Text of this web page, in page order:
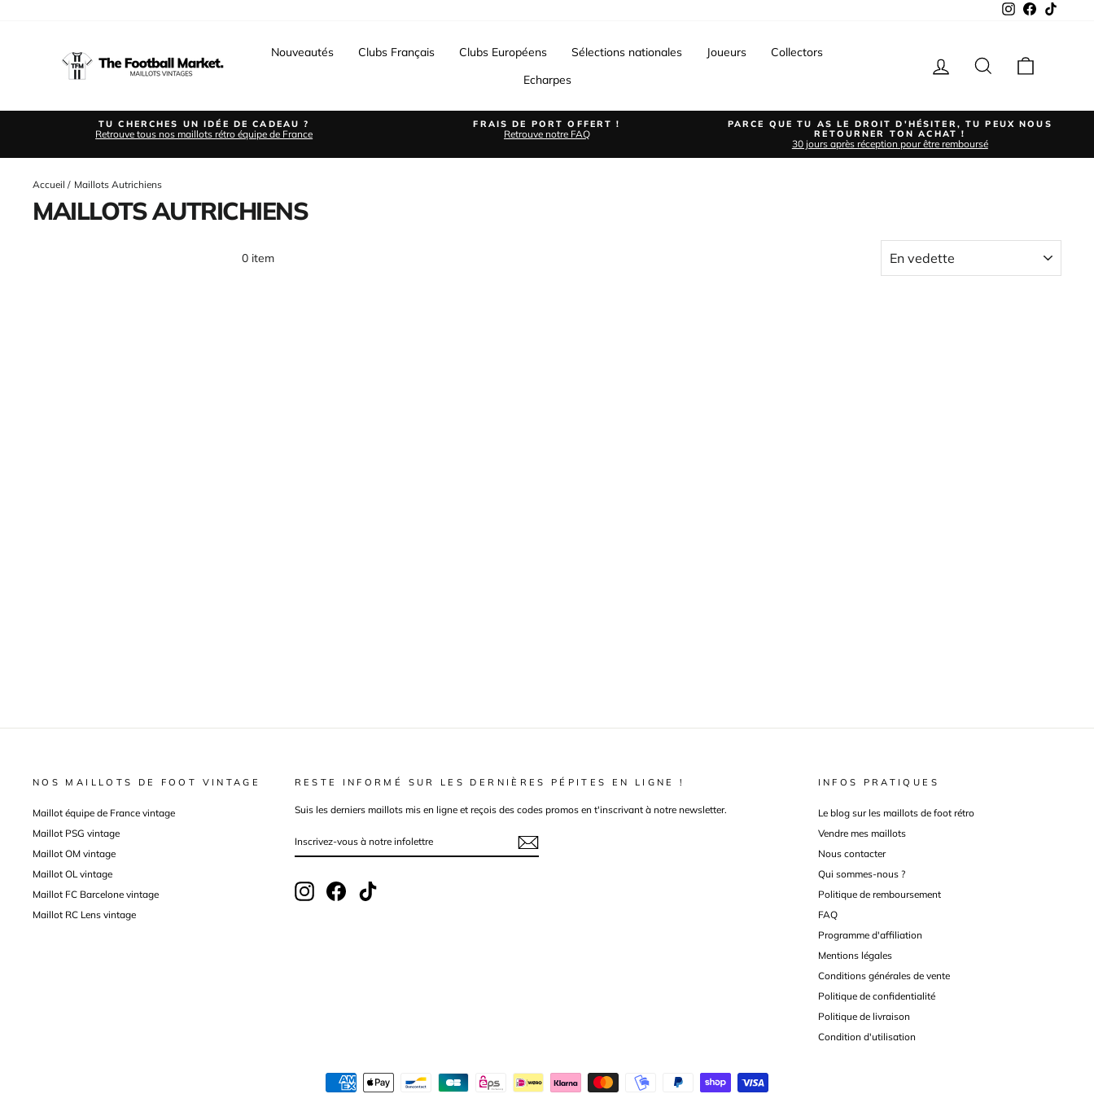
InstagramFacebook
Nouveautés Clubs Français Clubs Européens Sélections nationales Joueurs
Collectors
Echarpes
Se connecterRechercher
Diaporama
Pause
TU CHERCHES UN IDÉE DE CADEAU ?
Retrouve tous nos maillots rétro équipe de France
FRAIS DE PORT OFFERT !
Retrouve notre FAQ
PARCE QUE TU AS LE DROIT D'HÉSITER, TU PEUX NOUS
RETOURNER TON ACHAT !
30 jours après réception pour être remboursé
Accueil / Maillots Autrichiens
MAILLOTS AUTRICHIENS
0 item
NOS MAILLOTS DE FOOT VINTAGE
Maillot équipe de France vintage
Maillot PSG vintage
Maillot OM vintage
Maillot OL vintage
Maillot FC Barcelone vintage
Maillot RC Lens vintage
RESTE INFORMÉ SUR LES DERNIÈRES PÉPITES EN LIGNE !
Suis les derniers maillots mis en ligne et reçois des codes promos en t'inscrivant à notre newsletter.
VOUS
NOTRE
InstagramFacebook
INFOS PRATIQUES
Le blog sur les maillots de foot rétro
Vendre mes maillots
Nous contacter
Qui sommes-nous ?
Politique de remboursement
FAQ
Programme d'affiliation
Mentions légales
Conditions générales de vente
Politique de confidentialité
Politique de livraison
Condition d'utilisation